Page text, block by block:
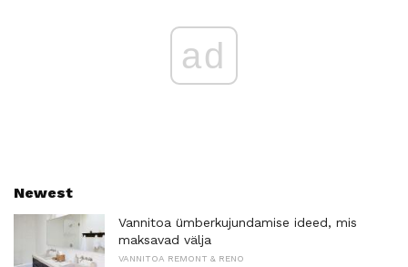
ad
Newest
Vannitoa ümberkujundamise ideed, mis
maksavad välja
VANNITOA REMONT & RENO